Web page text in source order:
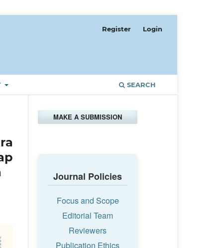
SEARCH
Register Login
MAKE A SUBMISSION
Journal Policies
Focus and Scope
Editorial Team
Reviewers
Publication Ethics